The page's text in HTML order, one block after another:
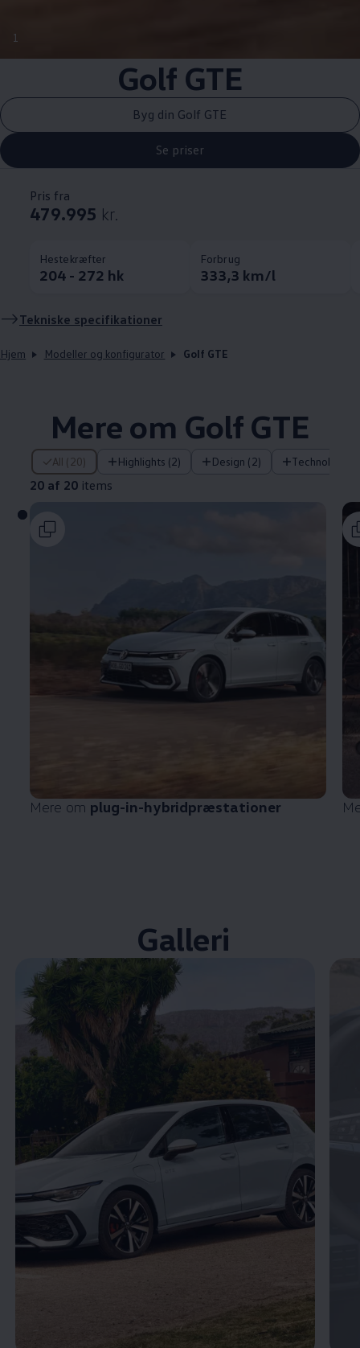
1
Golf GTE
Byg din Golf GTE
Se priser
Pris fra
479.995 kr.
Hestekræfter
204 - 272 hk
Forbrug
333,3 km/l
Tekniske specifikationer
Hjem Modeller og konfigurator Golf GTE
Mere om Golf GTE
All (20) Highlights (2) Design (2) Technology
20 af 20 items
20 af 20 items
Mere om plug-in-hybridpræstationer
Galleri
Enable fullscreen mode